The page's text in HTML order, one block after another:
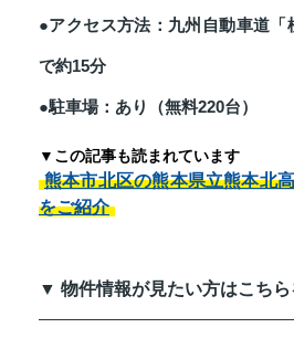
●アクセス方法：九州自動車道「
で約15分
●駐車場：あり（無料220台）
▼この記事も読まれています
熊本市北区の熊本県立熊本北
をご紹介
▼ 物件情報が見たい方はこち